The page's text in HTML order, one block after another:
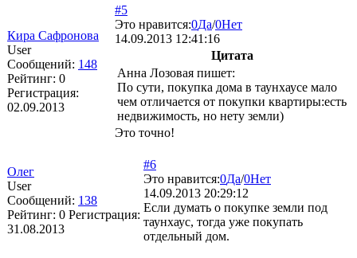
Кира Сафронова
User
Сообщений: 148
Рейтинг: 0
Регистрация:
02.09.2013
#5
Это нравится:0Да/0Нет
14.09.2013 12:41:16
Цитата
Анна Лозовая пишет:
По сути, покупка дома в таунхаусе мало
чем отличается от покупки квартиры:есть
недвижимость, но нету земли)
Это точно!
Олег
User
Сообщений: 138
Рейтинг: 0 Регистрация:
31.08.2013
#6
Это нравится:0Да/0Нет
14.09.2013 20:29:12
Если думать о покупке земли под
таунхаус, тогда уже покупать
отдельный дом.